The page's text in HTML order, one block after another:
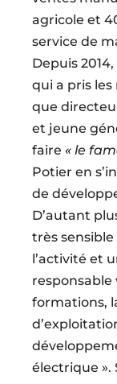
agricole et
service de
Depuis
qui a pris
que
et jeune
faire « le
Potier en
de
D’autant
très
l’activité et
responsable
formations,
électrique ».